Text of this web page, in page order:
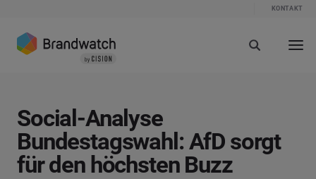
KONTAKT
Social-Analyse
Bundestagswahl: AfD sorgt
für den höchsten Buzz